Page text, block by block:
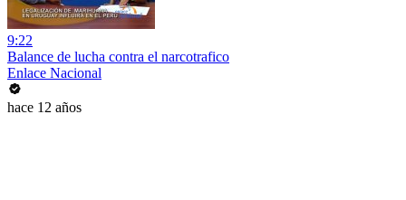
9:22
Balance de lucha contra el narcotrafico
Enlace Nacional
hace 12 años